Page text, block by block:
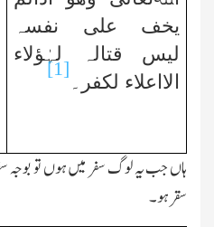
یخف علی نفسہ
لیس قتالہ لہٰؤلاء
الااعلاء لکفر۔
[1]
ہاں جب یہ لوگ سفر میں ہوں تو بوجہ
سقرہو۔